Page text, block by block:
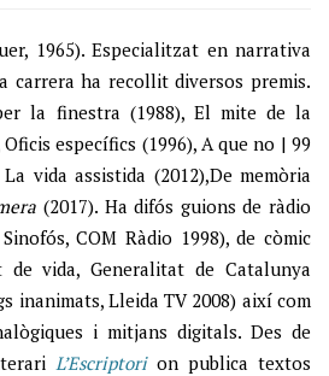
1965). Especialitzat en narrativa
carrera ha recollit diversos premis.
la finestra (1988), El mite de la
específics (1996), A que no | 99
vida assistida (2012),De memòria
(2017). Ha difós guions de ràdio
COM Ràdio 1998), de còmic
vida, Generalitat de Catalunya
inanimats, Lleida TV 2008) així com
i mitjans digitals. Des de
L’Escriptorion publica textos